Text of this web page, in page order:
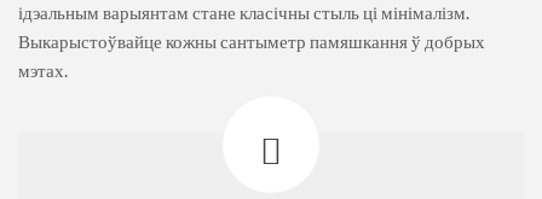
ідэальным варыянтам стане класічны стыль ці мінімалізм.
Выкарыстоўвайце кожны сантыметр памяшкання ў добрых
мэтах.